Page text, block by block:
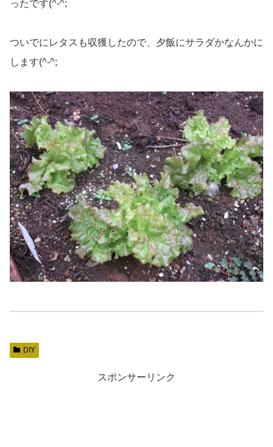
ったです(^-^;
ついでにレタスも収獲したので、夕飯にサラダかなんかに
します(^-^;
DIY
スポンサーリンク